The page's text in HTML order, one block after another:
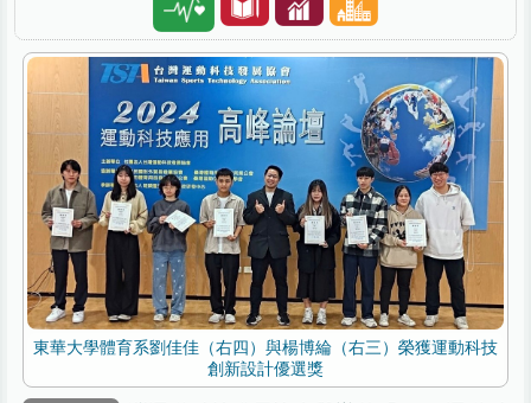
東華大學體育系劉佳佳（右四）與楊博綸（右三）榮獲運動科技
創新設計優選獎